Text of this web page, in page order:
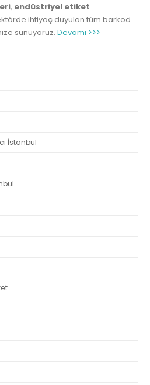
, endüstriyel etiket
ihtiyaç duyulan tüm barkod
sunuyoruz. Devamı >>>
İstanbul